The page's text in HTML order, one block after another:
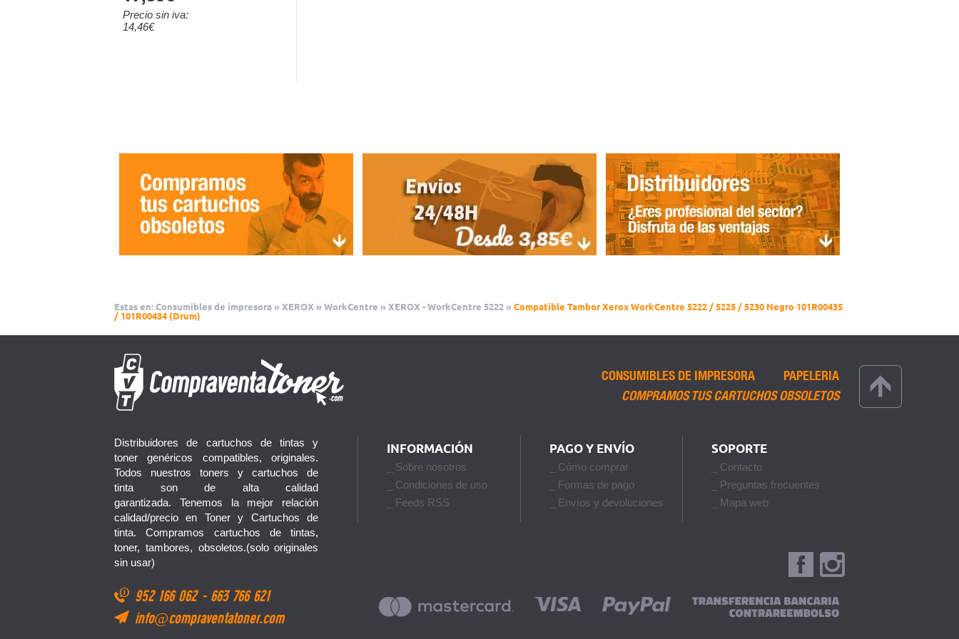
Precio sin iva:
14,46€
Estas en: Consumibles de impresora » XEROX » WorkCentre » XEROX - WorkCentre 5222 » Compatible Tambor Xerox WorkCentre 5222 / 5225 / 5230 Negro 101R00435
/ 101R00434 (Drum)
CONSUMIBLES DE IMPRESORA
PAPELERIA
COMPRAMOS TUS CARTUCHOS OBSOLETOS
Distribuidores de cartuchos de tintas y
toner genéricos compatibles, originales.
Todos nuestros toners y cartuchos de
tinta son de alta calidad
garantizada. Tenemos la mejor relación
calidad/precio en Toner y Cartuchos de
tinta. Compramos cartuchos de tintas,
toner, tambores, obsoletos.(solo originales
sin usar)
952 166 062 - 663 766 621
info@compraventatoner.com
INFORMACIÓN
_ Sobre nosotros
_ Condiciones de uso
_ Feeds RSS
PAGO Y ENVÍO
_ Cómo comprar
_ Formas de pago
_ Envíos y devoluciones
SOPORTE
_ Contacto
_ Preguntas frecuentes
_ Mapa web